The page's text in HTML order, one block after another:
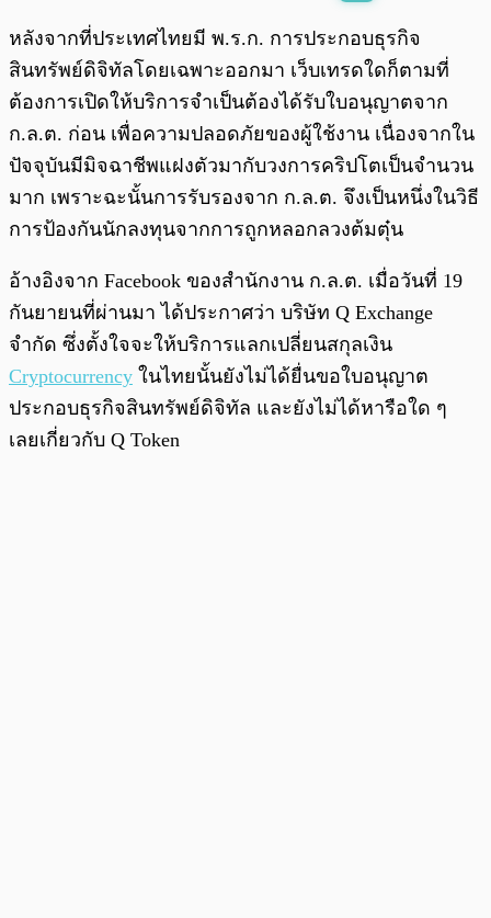
พร้อมเล่น /
หลังจากที่ประเทศไทยมี พ.ร.ก. การประกอบธุรกิจ
สินทรัพย์ดิจิทัลโดยเฉพาะออกมา เว็บเทรดใดก็ตามที่
ต้องการเปิดให้บริการจำเป็นต้องได้รับใบอนุญาตจาก
ก.ล.ต. ก่อน เพื่อความปลอดภัยของผู้ใช้งาน เนื่องจากใน
ปัจจุบันมีมิจฉาชีพแฝงตัวมากับวงการคริปโตเป็นจำนวน
มาก เพราะฉะนั้นการรับรองจาก ก.ล.ต. จึงเป็นหนึ่งในวิธี
การป้องกันนักลงทุนจากการถูกหลอกลวงต้มตุ๋น
อ้างอิงจาก Facebook ของสำนักงาน ก.ล.ต. เมื่อวันที่ 19
กันยายนที่ผ่านมา ได้ประกาศว่า บริษัท Q Exchange
จำกัด ซึ่งตั้งใจจะให้บริการแลกเปลี่ยนสกุลเงิน
Cryptocurrency ในไทยนั้นยังไม่ได้ยื่นขอใบอนุญาต
ประกอบธุรกิจสินทรัพย์ดิจิทัล และยังไม่ได้หารือใด ๆ
เลยเกี่ยวกับ Q Token